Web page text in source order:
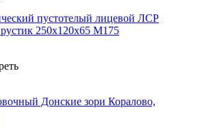
пустотелый лицевой ЛСР
рустик 250х120х65 М175
Донские зори Коралово,